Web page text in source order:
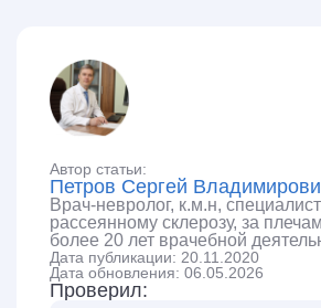
Автор статьи:
Петров Сергей
Врач-невролог, к.м.н,
рассеянному склерозу, за
более 20 лет врачебной
Дата публикации: 20.11.2020
Дата обновления: 06.05.2026
Проверил: